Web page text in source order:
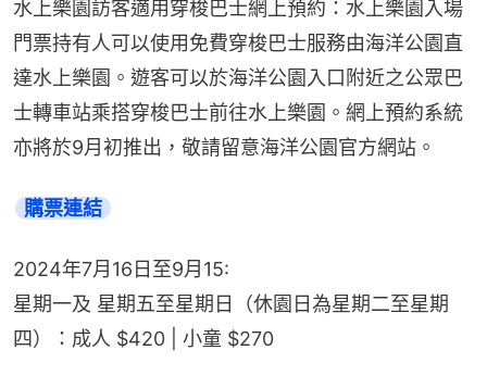
水上樂園訪客適用穿梭巴士網上預約：水上樂園入場
門票持有人可以使用免費穿梭巴士服務由海洋公園直
達水上樂園。遊客可以於海洋公園入口附近之公眾巴
士轉車站乘搭穿梭巴士前往水上樂園。網上預約系統
亦將於9月初推出，敬請留意海洋公園官方網站。
購票連結
2024年7月16日至9月15:
星期一及 星期五至星期日（休園日為星期二至星期
四）：成人 $420 | 小童 $270